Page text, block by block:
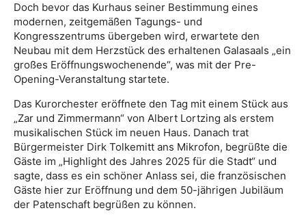
Doch bevor das Kurhaus seiner Bestimmung eines
modernen, zeitgemäßen Tagungs- und
Kongresszentrums übergeben wird, erwartete den
Neubau mit dem Herzstück des erhaltenen Galasaals „ein
großes Eröffnungswochenende“, was mit der Pre-
Opening-Veranstaltung startete.
Das Kurorchester eröffnete den Tag mit einem Stück aus
„Zar und Zimmermann“ von Albert Lortzing als erstem
musikalischen Stück im neuen Haus. Danach trat
Bürgermeister Dirk Tolkemitt ans Mikrofon, begrüßte die
Gäste im „Highlight des Jahres 2025 für die Stadt“ und
sagte, dass es ein schöner Anlass sei, die französischen
Gäste hier zur Eröffnung und dem 50-jährigen Jubiläum
der Patenschaft begrüßen zu können.